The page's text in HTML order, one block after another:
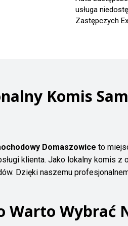
usługa
Zastępczych
Komis
Domaszowice to
klienta. Jako lokalny komis
Dzięki naszemu
Warto Wybrać